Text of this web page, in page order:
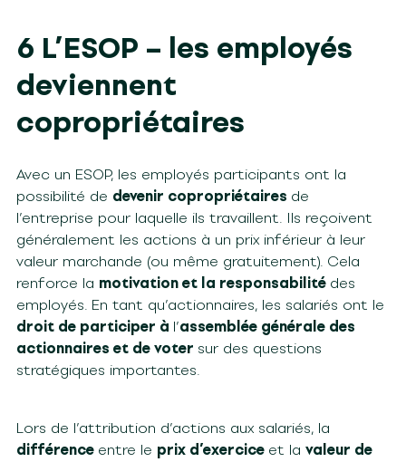
6 L’ESOP – les employés
deviennent
copropriétaires
Avec un ESOP, les employés participants ont la
possibilité de devenir copropriétaires de
l’entreprise pour laquelle ils travaillent. Ils reçoivent
généralement les actions à un prix inférieur à leur
valeur marchande (ou même gratuitement). Cela
renforce la motivation et la responsabilité des
employés. En tant qu’actionnaires, les salariés ont le
droit de participer à l’assemblée générale des
actionnaires et de voter sur des questions
stratégiques importantes.
Lors de l’attribution d’actions aux salariés, la
différence entre le prix d’exercice et la valeur de